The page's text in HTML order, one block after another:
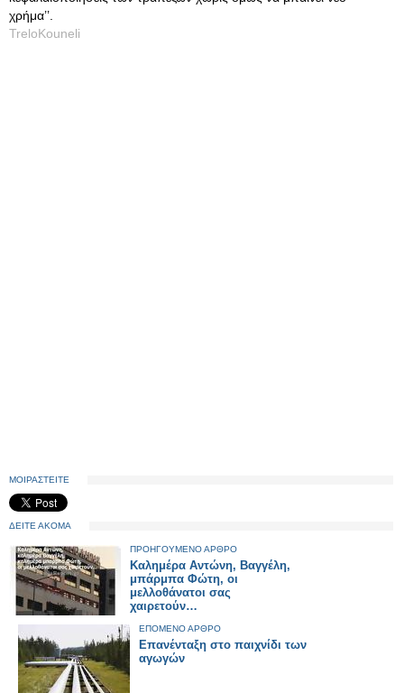
χρήμα’’.
TreloKouneli
ΜΟΙΡΑΣΤΕΙΤΕ
ΔΕΙΤΕ ΑΚΟΜΑ
ΠΡΟΗΓΟΥΜΕΝΟ ΑΡΘΡΟ
Καλημέρα Αντώνη, Βαγγέλη,
μπάρμπα Φώτη, οι
μελλοθάνατοι σας
χαιρετούν…
ΕΠΟΜΕΝΟ ΑΡΘΡΟ
Επανένταξη στο παιχνίδι των
αγωγών